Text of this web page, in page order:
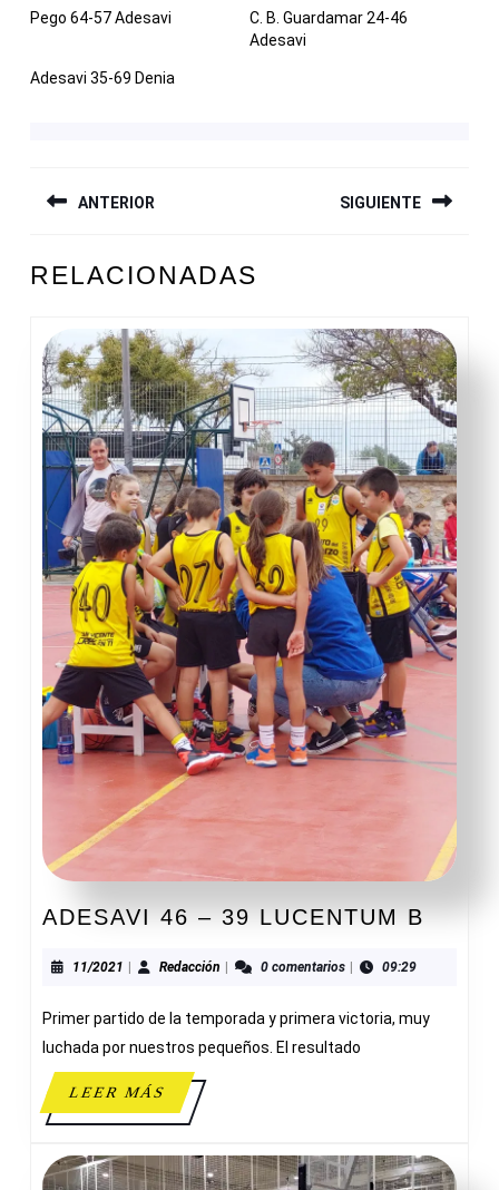
Pego 64-57 Adesavi
C. B. Guardamar 24-46
Adesavi
Adesavi 35-69 Denia
DE
ANTERIOR
anterior:
SIGUIENTE
entrada:
RELACIONADAS
ADESAVI 46 – 39 LUCENTUM B
11/2021 11/2021Redacción Redacción0 comentarios 09:29
Primer partido de la temporada y primera victoria, muy
luchada por nuestros pequeños. El resultado
LEER MÁSLEER
MÁS